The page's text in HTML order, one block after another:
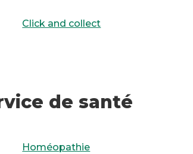
Click and collect
de santé
Homéopathie